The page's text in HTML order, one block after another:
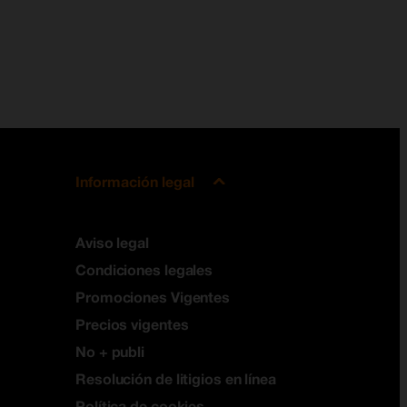
Información legal
Aviso legal
Condiciones legales
Promociones Vigentes
Precios vigentes
No + publi
Resolución de litigios en línea